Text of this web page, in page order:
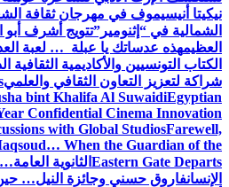
ثقافة الشعوب الأصلية لأمريكا
أشرف أبو اليزيد بوسام حركة الشعر
… لعبة العدسات وما وراءهااتحاد
الثقافية الدولية بألمانيا يوقعان اتفاقية
والعلميNew Monograph Explores
the Literary Legacy of Ousha bint
Creator Completes Two-Year
Project and Opens Discussions
Dr. Mohamed Abdel Maqsoud…
العامة… بين سطوة الرقم وصناعة
حين تكرّم الحضارة أحد